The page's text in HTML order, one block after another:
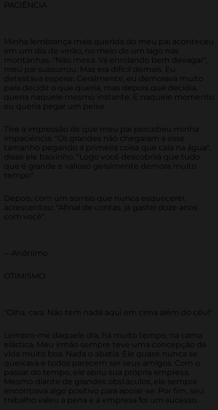
PACIÊNCIA
Minha lembrança mais querida do meu pai aconteceu
em um dia de verão, no meio de um lago nas
montanhas. "Não mexa. Vá enrolando bem devagar",
meu pai sussurrou. Mas era difícil demais. Eu
detestava esperar. Geralmente, eu demorava muito
para decidir o que queria, mas depois que decidia,
queria naquele mesmo instante. E naquele momento
eu queria pegar um peixe.
Tive a impressão de que meu pai percebeu minha
impaciência. "Os grandes não chegaram a esse
tamanho pegando a primeira coisa que caía na água",
disse ele baixinho. "Logo você descobrirá que tudo
que é grande e valioso geralmente demora muito
tempo".
Depois, com um sorriso que nunca esquecerei,
acrescentou: "Afinal de contas, já gastei doze anos
com você".
—Anônimo
OTIMISMO
"Olha, cara. Não tem nada aqui em cima além do céu!"
Lembro-me daquele dia, há muito tempo, na cama
elástica. Meu irmão sempre teve uma concepção de
vida muito boa. Nada o abatia. Ele quase nunca se
queixava e todos parecem ser seus amigos. Com o
passar do tempo, ele abriu sua própria empresa.
Mesmo diante de grandes obstáculos, ele sempre
encontrava algo positivo para apoiar-se. Por fim, seu
trabalho valeu a pena e a empresa foi um sucesso.